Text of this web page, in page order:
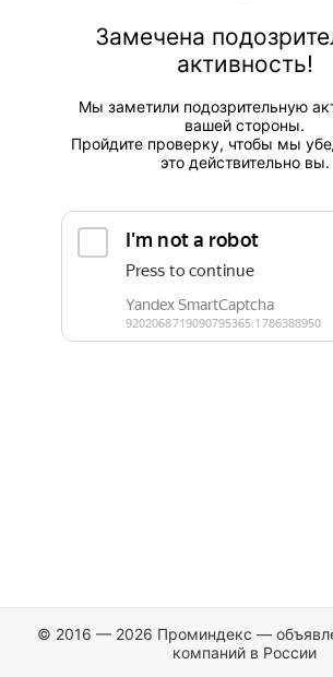
Замечена
активность!
Мы заметили подозрительную
вашей стороны.
Пройдите проверку, чтобы мы
это действительно вы.
© 2016 — 2026 Проминдекс —
компаний в России